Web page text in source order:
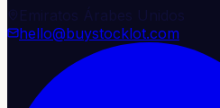
Emiratos Árabes Unidos
hello@buystocklot.com